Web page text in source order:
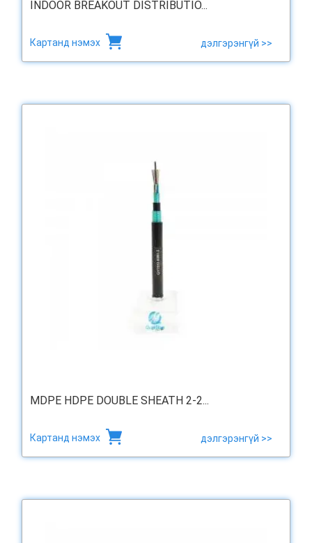
INDOOR BREAKOUT DISTRIBUTIO...
Картанд нэмэх дэлгэрэнгүй >>
MDPE HDPE DOUBLE SHEATH 2-2...
Картанд нэмэх дэлгэрэнгүй >>